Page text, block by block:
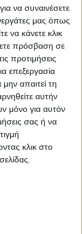
να συναινέσετε
μας όπως
να κάνετε κλικ
πρόσβαση σε
προτιμήσεις
επεξεργασία
απαιτεί τη
αυτήν
μόνο για αυτόν
σας ή να
κλικ στο
– Η